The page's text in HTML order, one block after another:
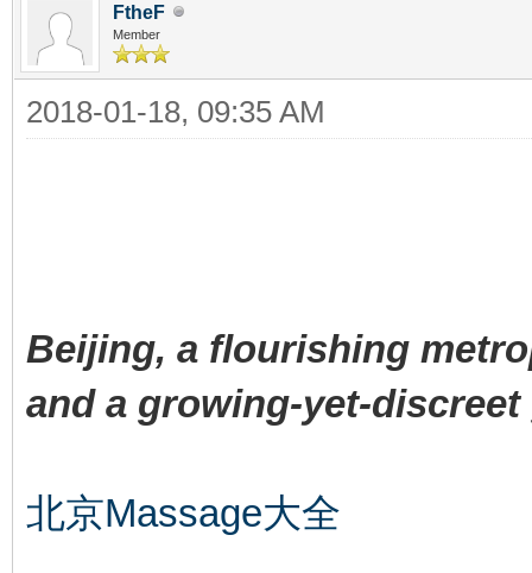
FtheF
Member
2018-01-18, 09:35 AM
Beijing, a flourishing
and a growing-yet-discreet
北京Massage大全